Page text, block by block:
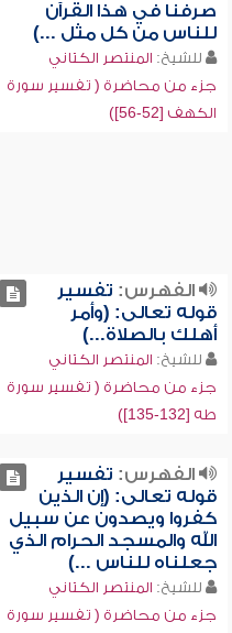
صرفنا في هذا القرآن
للناس من كل مثل ...)
للشيخ: المنتصر الكتاني
جزء من محاضرة ( تفسير سورة
الكهف [52-56])
الفهرس: تفسير
قوله تعالى: (وأمر
أهلك بالصلاة...)
للشيخ: المنتصر الكتاني
جزء من محاضرة ( تفسير سورة
طه [132-135])
الفهرس: تفسير
قوله تعالى: (إن الذين
كفروا ويصدون عن سبيل
الله والمسجد الحرام الذي
جعلناه للناس ...)
للشيخ: المنتصر الكتاني
جزء من محاضرة ( تفسير سورة